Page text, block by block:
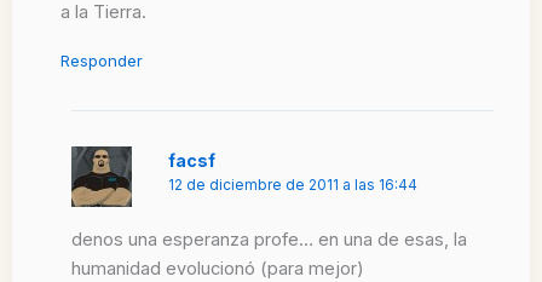
a la Tierra.
Responder
facsf
12 de diciembre de 2011 a las 16:44
denos una esperanza profe… en una de esas, la
humanidad evolucionó (para mejor)